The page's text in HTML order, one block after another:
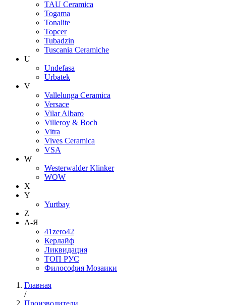
TAU Ceramica
Togama
Tonalite
Topcer
Tubadzin
Tuscania Ceramiche
U
Undefasa
Urbatek
V
Vallelunga Ceramica
Versace
Vilar Albaro
Villeroy & Boch
Vitra
Vives Ceramica
VSA
W
Westerwalder Klinker
WOW
X
Y
Yurtbay
Z
А-Я
41zero42
Керлайф
Ликвидация
ТОП РУС
Философия Мозаики
Главная
/
Производители